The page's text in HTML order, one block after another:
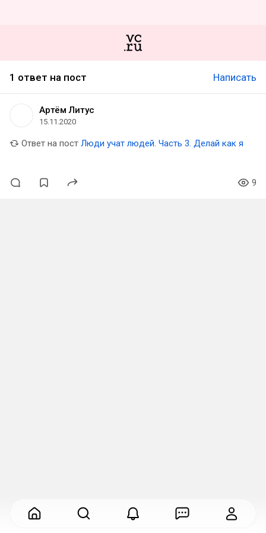
1 ответ на пост Написать
Артём Литус
15.11.2020
Ответ на пост Люди учат людей. Часть 3. Делай как я
9